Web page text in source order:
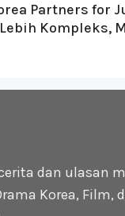
Partners for
Kompleks,
dan ulasan
Korea, Film,